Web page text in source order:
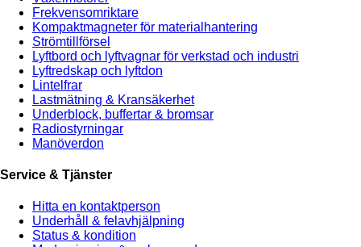
Frekvensomriktare
Kompaktmagneter för materialhantering
Strömtillförsel
Lyftbord och lyftvagnar för verkstad och industri
Lyftredskap och lyftdon
Lintelfrar
Lastmätning & Kransäkerhet
Underblock, buffertar & bromsar
Radiostyrningar
Manöverdon
Service & Tjänster
Hitta en kontaktperson
Underhåll & felavhjälpning
Status & kondition